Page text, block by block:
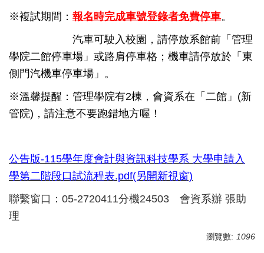
※複試期間： 報名時完成車號登錄者免費停車。
汽車可駛入校園，請停放系館前「管理
學院二館停車場」或路肩停車格；機車請停放於「東
側門汽機車停車場」。
※溫馨提醒：管理學院有2棟，會資系在「二館」(新
管院)，請注意不要跑錯地方喔！
公告版-115學年度會計與資訊科技學系 大學申請入
學第二階段口試流程表.pdf(另開新視窗)
聯繫窗口：05-2720411分機24503 會資系辦 張助
理
瀏覽數: 1096